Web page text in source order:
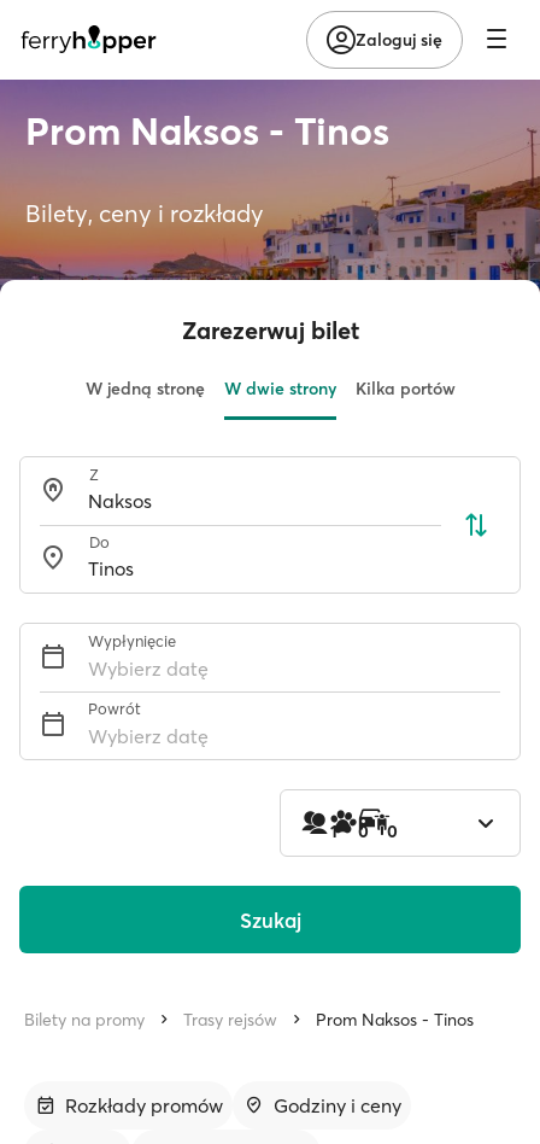
Zaloguj się
Prom Naksos - Tinos
Bilety, ceny i rozkłady
Zarezerwuj bilet
W jedną stronę W dwie strony Kilka portów
Z
Do
Wypłynięcie
Wybierz datę
Powrót
Wybierz datę
1 0 0
Szukaj
Bilety na promy Trasy rejsów Prom Naksos - Tinos
Rozkłady promów
Godziny i ceny